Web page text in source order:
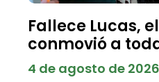
Fallece Lucas,
conmovió a
4 de agosto de 2026